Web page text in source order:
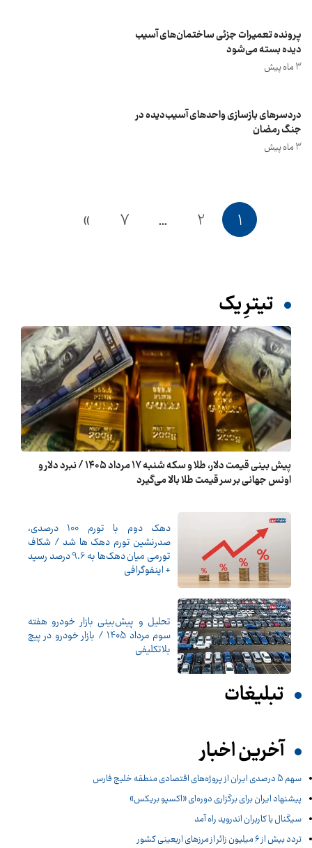
پرونده تعمیرات جزئی ساختمان‌های آسیب
دیده بسته می‌شود
3 ماه پیش
دردسرهای بازسازی واحدهای آسیب‌دیده در
جنگ رمضان
3 ماه پیش
1
2
…
7
»
تیترِ یک
پیش ‌بینی قیمت دلار، طلا و سکه شنبه ۱۷ مرداد ۱۴۰۵ / نبرد دلار و
اونس جهانی بر سر قیمت طلا بالا می‌گیرد
دهک دوم با تورم 100 درصدی،
صدرنشین تورم دهک ها شد / شکاف
تورمی میان دهک‌ها به 9.6 درصد رسید
+ اینفوگرافی
تحلیل و پیش‌بینی بازار خودرو هفته
سوم مرداد 1405 / بازار خودرو در پیچ
بلاتکلیفی
تبلیغات
آخرین اخبار
سهم 5 درصدی ایران از پروژه‌های اقتصادی منطقه خلیج فارس
پیشنهاد ایران برای برگزاری دوره‌ای «اکسپو بریکس»
سیگنال با کاربران اندروید راه آمد
تردد بیش از ۶ میلیون زائر از مرزهای اربعینی کشور